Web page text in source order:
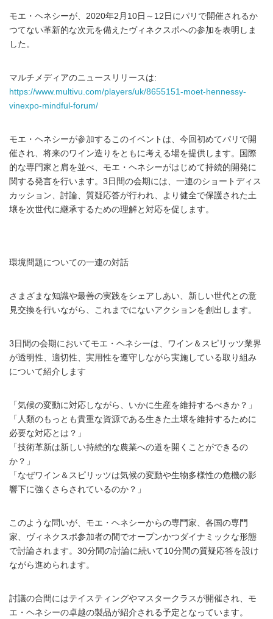
モエ・ヘネシーが、2020年2月10日～12日にパリで開催されるか
つてない革新的な次元を備えたヴィネクスポへの参加を表明しま
した。
マルチメディアのニュースリリースは:
https://www.multivu.com/players/uk/8655151-moet-hennessy-
vinexpo-mindful-forum/
モエ・ヘネシーが参加するこのイベントは、今回初めてパリで開
催され、将来のワイン造りをともに考える場を提供します。国際
的な専門家と肩を並べ、モエ・ヘネシーがはじめて持続的開発に
関する発言を行います。3日間の会期には、一連のショートディス
カッション、討論、質疑応答が行われ、より健全で保護された土
壌を次世代に継承するための理解と対応を促します。
環境問題についての一連の対話
さまざまな知識や最善の実践をシェアしあい、新しい世代との意
見交換を行いながら、これまでにないアクションを創出します。
3日間の会期においてモエ・ヘネシーは、ワイン＆スピリッツ業界
が透明性、適切性、実用性を遵守しながら実施している取り組み
について紹介します
「気候の変動に対応しながら、いかに生産を維持するべきか？」
「人類のもっとも貴重な資源である生きた土壌を維持するために
必要な対応とは？」
「技術革新は新しい持続的な農業への道を開くことができるの
か？」
「なぜワイン＆スピリッツは気候の変動や生物多様性の危機の影
響下に強くさらされているのか？」
このような問いが、モエ・ヘネシーからの専門家、各国の専門
家、ヴィネクスポ参加者の間でオープンかつダイナミックな形態
で討論されます。30分間の討論に続いて10分間の質疑応答を設け
ながら進められます。
討議の合間にはテイスティングやマスタークラスが開催され、モ
エ・ヘネシーの卓越の製品が紹介される予定となっています。